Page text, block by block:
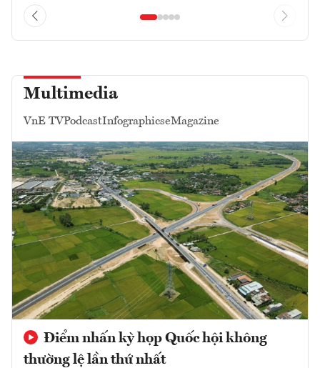
Multimedia
VnE TVPodcastInfographicseMagazine
Điểm nhấn kỳ họp Quốc hội không
thường lệ lần thứ nhất